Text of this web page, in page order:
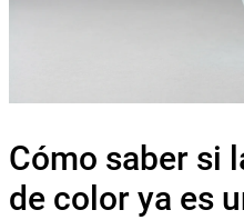
Cómo saber si
de color ya es